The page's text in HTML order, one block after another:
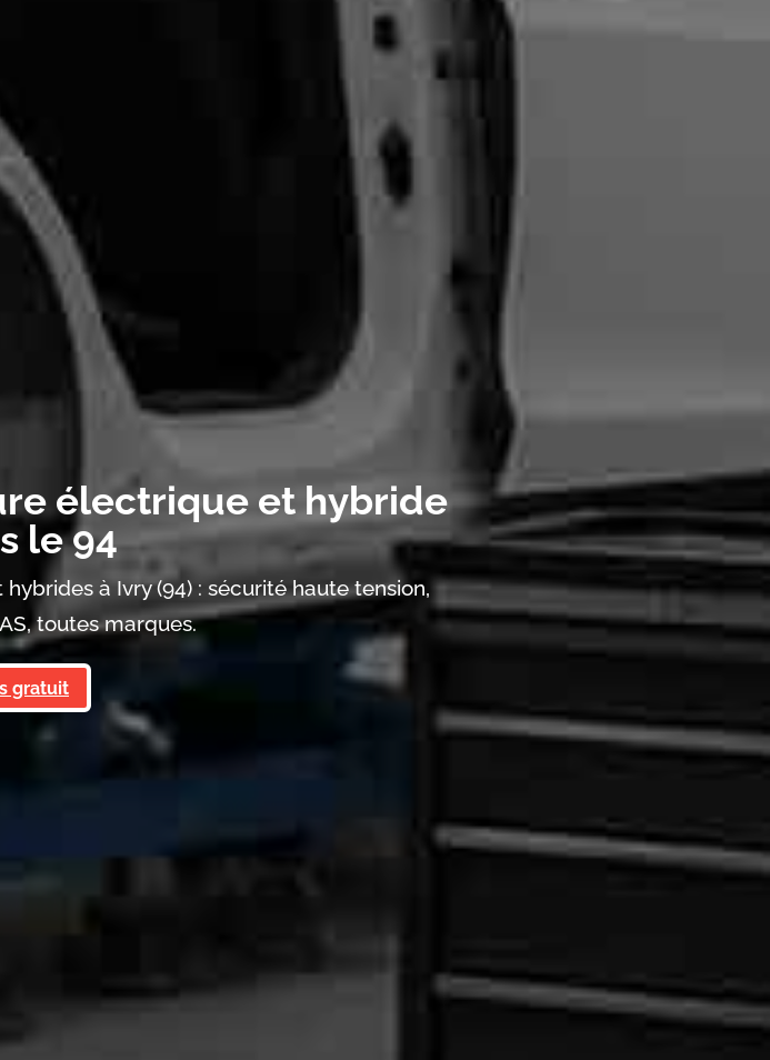
électrique et hybride
le 94
à Ivry (94) : sécurité haute tension,
toutes marques.
gratuit